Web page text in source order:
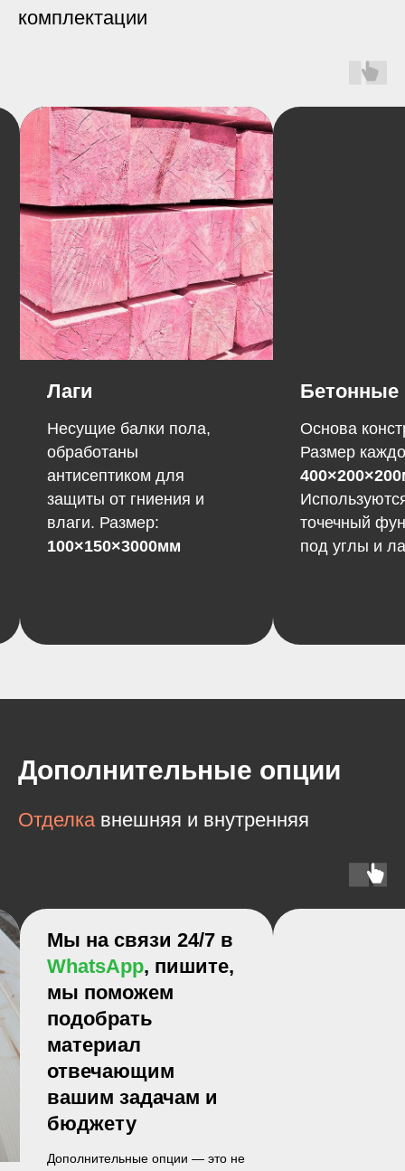
комплектации
Бетонные блоки
Основа конструкции.
Размер каждого блока:
400×200×200мм
Используются как
точечный фундамент —
под углы и лаги.
0,35мм,
Дополнительные опции
Отделка внешняя и внутренняя
не
Фотонаших работ лето2025